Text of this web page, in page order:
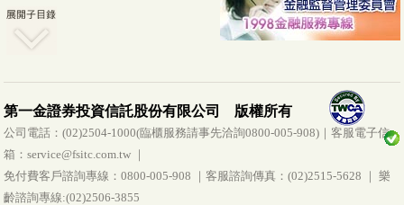
第一金全球AI
FinTech金融科技基
19.3060 0.0537 0.28 %
第一金全球水電瓦斯
及基礎建設收益基金-
(本基金之配息來源可
能為本金)
-1.14 %
第一金證券投資信託股份有限公司 版權所有
公司電話：(02)2504-1000(臨櫃服務請事先洽詢0800-005-908)｜客服電子信
箱：service@fsitc.com.tw ｜
免付費客戶諮詢專線：0800-005-908 ｜客服諮詢傳真：(02)2515-5628 ｜ 樂
齡諮詢專線:(02)2506-3855